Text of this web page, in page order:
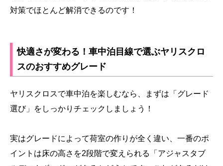
対策でほとんど解消できるのです！
快適さが変わる！車中泊目線で選ぶヤリスクロ
スのおすすめグレード
ヤリスクロスで車中泊を楽しむなら、まずは「グレード
選び」をしっかりチェックしましょう！
実はグレードによって荷室の作りが全く違い、一番のポ
イントは床の高さを2段階で変えられる「アジャスタブ